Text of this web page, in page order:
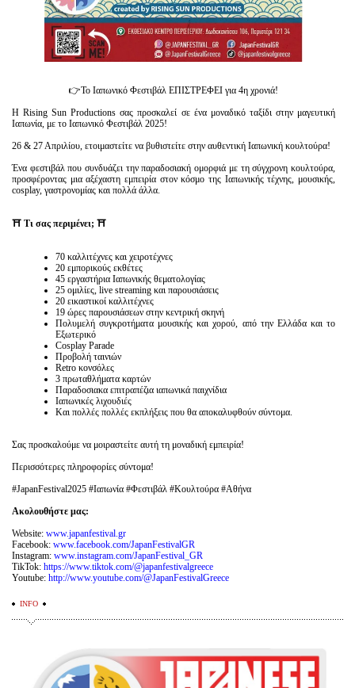
👉Το Ιαπωνικό Φεστιβάλ ΕΠΙΣΤΡΕΦΕΙ για 4η χρονιά!
Η Rising Sun Productions σας προσκαλεί σε ένα μοναδικό ταξίδι στην μαγευτική
Ιαπωνία, με το Ιαπωνικό Φεστιβάλ 2025!
26 & 27 Απριλίου, ετοιμαστείτε να βυθιστείτε στην αυθεντική Ιαπωνική κουλτούρα!
Ένα φεστιβάλ που συνδυάζει την παραδοσιακή ομορφιά με τη σύγχρονη κουλτούρα,
προσφέροντας μια αξέχαστη εμπειρία στον κόσμο της Ιαπωνικής τέχνης, μουσικής,
cosplay, γαστρονομίας και πολλά άλλα.
⛩️ Τι σας περιμένει; ⛩️
70 καλλιτέχνες και χειροτέχνες
20 εμπορικούς εκθέτες
45 εργαστήρια Ιαπωνικής θεματολογίας
25 ομιλίες, live streaming και παρουσιάσεις
20 εικαστικοί καλλιτέχνες
19 ώρες παρουσιάσεων στην κεντρική σκηνή
Πολυμελή συγκροτήματα μουσικής και χορού, από την Ελλάδα και το
Εξωτερικό
Cosplay Parade
Προβολή ταινιών
Retro κονσόλες
3 πρωταθλήματα καρτών
Παραδοσιακα επιτραπέζια ιαπωνικά παιχνίδια
Ιαπωνικές λιχουδιές
Και πολλές πολλές εκπλήξεις που θα αποκαλυφθούν σύντομα.
Σας προσκαλούμε να μοιραστείτε αυτή τη μοναδική εμπειρία!
Περισσότερες πληροφορίες σύντομα!
#JapanFestival2025 #Ιαπωνία #Φεστιβάλ #Κουλτούρα #Αθήνα
Ακολουθήστε μας:
Website: www.japanfestival.gr
Facebook: www.facebook.com/JapanFestivalGR
Instagram: www.instagram.com/JapanFestival_GR
TikTok: https://www.tiktok.com/@japanfestivalgreece
Youtube: http://www.youtube.com/@JapanFestivalGreece
INFO